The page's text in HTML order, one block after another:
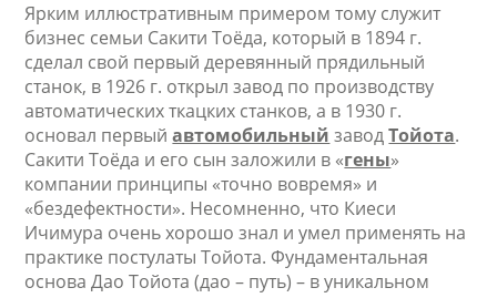
Ярким иллюстративным примером тому служит
бизнес семьи Сакити Тоёда, который в 1894 г.
сделал свой первый деревянный прядильный
станок, в 1926 г. открыл завод по производству
автоматических ткацких станков, а в 1930 г.
основал первыйавтомобильный заводТойота.
Сакити Тоёда и его сын заложили в «гены»
компании принципы «точно вовремя» и
«бездефектности». Несомненно, что Киеси
Ичимура очень хорошо знал и умел применять на
практике постулаты Тойота. Фундаментальная
основа Дао Тойота (дао – путь) – в уникальном